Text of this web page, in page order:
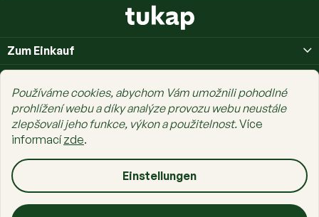
Používáme cookies, abychom Vám umožnili pohodlné
prohlížení webu a díky analýze provozu webu neustále
zlepšovali jeho funkce, výkon a použitelnost.Více
informacízde.
Einstellungen
e
Zum Einkauf
Prais Family
Copyright 2026 . Alle Rechte vorbehalten.
Cookie-Einstellungen